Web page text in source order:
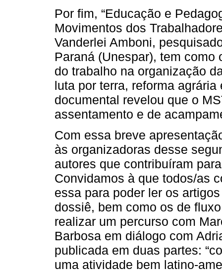
Por fim, “Educação e
Movimentos dos
Vanderlei Amboni,
Paraná (Unespar), tem
do trabalho na organização
luta por terra, reforma
documental revelou que o
assentamento e de
Com essa breve
às organizadoras desse
autores que contribuíram
Convidamos à que todos/as
essa para poder ler os
dossiê, bem como os de
realizar um percurso com
Barbosa em diálogo com
publicada em duas partes:
uma atividade bem latino-